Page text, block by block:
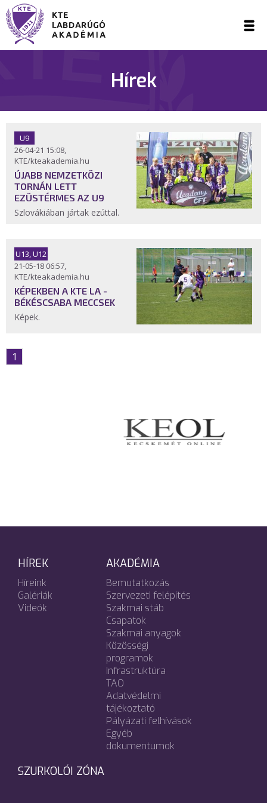
Hírek
U9
26-04-21 15:08,
KTE/kteakademia.hu
ÚJABB NEMZETKÖZI
TORNÁN LETT
EZÜSTÉRMES AZ U9
Szlovákiában jártak ezúttal.
U13, U12
21-05-18 06:57,
KTE/kteakademia.hu
KÉPEKBEN A KTE LA -
BÉKÉSCSABA MECCSEK
Képek.
1
HÍREK
Híreink
Galériák
Videók
AKADÉMIA
Bemutatkozás
Szervezeti felépítés
Szakmai stáb
Csapatok
Szakmai anyagok
Közösségi
programok
Infrastruktúra
TAO
Adatvédelmi
tájékoztató
Pályázati felhívások
Egyéb
dokumentumok
SZURKOLÓI ZÓNA